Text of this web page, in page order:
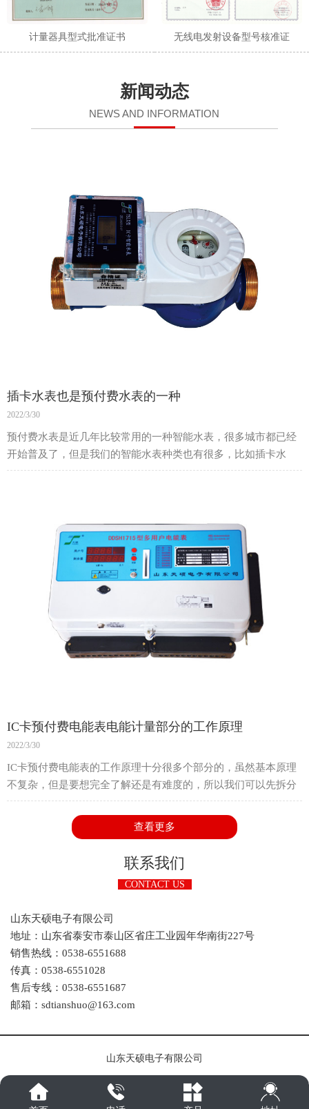
计量器具型式批准证书 无线电发射设备型号核准证
新闻动态
NEWS AND INFORMATION
插卡水表也是预付费水表的一种
2022/3/30
预付费水表是近几年比较常用的一种智能水表，很多城市都已经
开始普及了，但是我们的智能水表种类也有很多，比如插卡水
表，它也是预付费水表的一种。
IC卡预付费电能表电能计量部分的工作原理
2022/3/30
IC卡预付费电能表的工作原理十分很多个部分的，虽然基本原理
不复杂，但是要想完全了解还是有难度的，所以我们可以先拆分
来一部分一部分的讲解，今天我们主要看看电能即两部分的工作
原理是怎样的。
查看更多
联系我们
CONTACT US
山东天硕电子有限公司
地址：山东省泰安市泰山区省庄工业园年华南街227号
销售热线：0538-6551688
传真：0538-6551028
售后专线：0538-6551687
邮箱：sdtianshuo@163.com
山东天硕电子有限公司